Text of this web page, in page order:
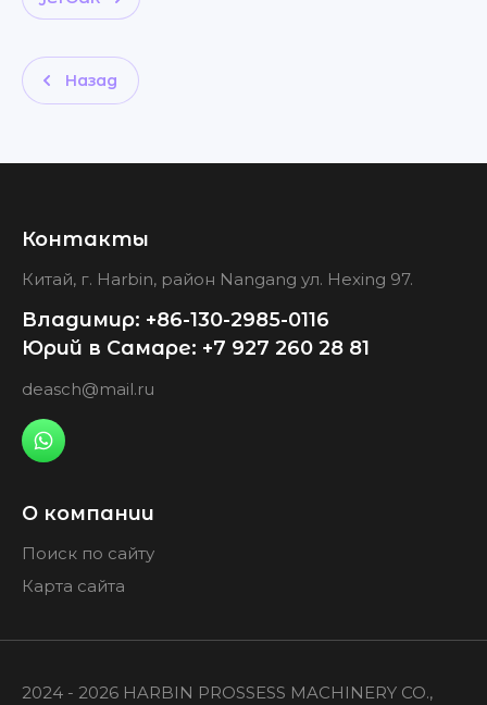
Назад
Контакты
Китай, г. Harbin, район Nangang ул. Hexing 97.
Владимир: +86-130-2985-0116
Юрий в Самаре: +7 927 260 28 81
deasch@mail.ru
О компании
Поиск по сайту
Карта сайта
2024 - 2026 HARBIN PROSSESS MACHINERY CO.,